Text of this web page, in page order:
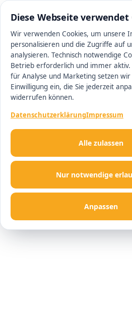
0511 13221100
Diese Webseite verwendet
Wir verwenden Cookies, um unsere
personalisieren und die Zugriffe auf
analysieren. Technisch notwendige
Betrieb erforderlich und immer aktiv.
für Analyse und Marketing setzen
Einwilligung ein, die Sie jederzeit
widerrufen können.
DatenschutzerklärungImpressum
Nur notwendige
Anpassen
Alle zulassen